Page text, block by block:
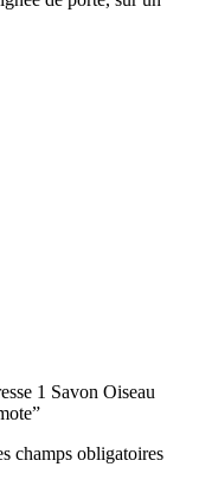
1 Savon Oiseau
champs obligatoires